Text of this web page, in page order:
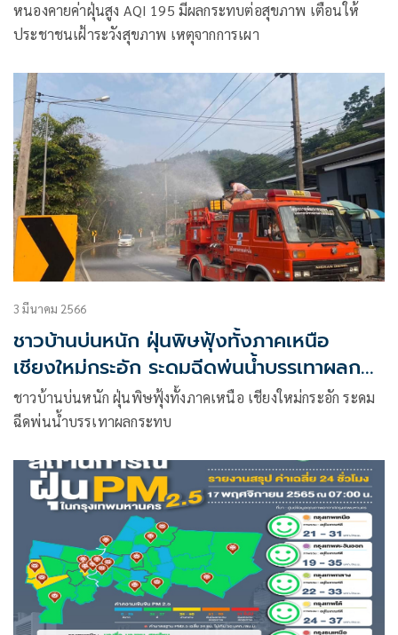
หนองคายค่าฝุ่นสูง AQI 195 มีผลกระทบต่อสุขภาพ เตือนให้
ประชาชนเฝ้าระวังสุขภาพ เหตุจากการเผา
3 มีนาคม 2566
ชาวบ้านบ่นหนัก ฝุ่นพิษฟุ้งทั้งภาคเหนือ
เชียงใหม่กระอัก ระดมฉีดพ่นน้ำบรรเทาผลกระ
ทบ
ชาวบ้านบ่นหนัก ฝุ่นพิษฟุ้งทั้งภาคเหนือ เชียงใหม่กระอัก ระดม
ฉีดพ่นน้ำบรรเทาผลกระทบ